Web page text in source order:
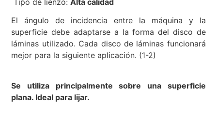
El ángulo de incidencia entre la máquina y la
superficie debe adaptarse a la forma del disco de
láminas utilizado. Cada disco de láminas funcionará
mejor para la siguiente aplicación. (1-2)
Se utiliza principalmente sobre una superficie
plana. Ideal para lijar.